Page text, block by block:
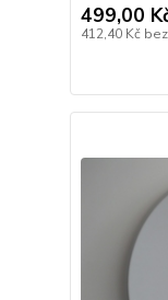
499,00
412,40 Kč